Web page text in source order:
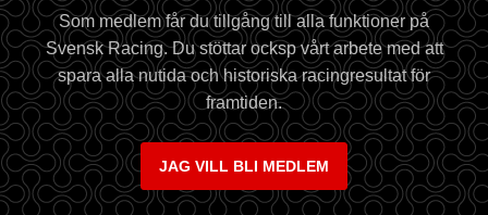
Som medlem får du tillgång till alla funktioner på
Svensk Racing. Du stöttar ocksp vårt arbete med att
spara alla nutida och historiska racingresultat för
framtiden.
JAG VILL BLI MEDLEM